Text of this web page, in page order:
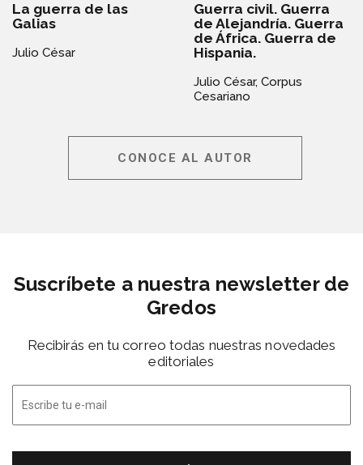
La guerra de las
Galias
Julio César
Guerra civil. Guerra
de Alejandría. Guerra
de África. Guerra de
Hispania.
Julio César, Corpus
Cesariano
CONOCE AL AUTOR
Suscríbete a nuestra newsletter de
Gredos
Recibirás en tu correo todas nuestras novedades
editoriales